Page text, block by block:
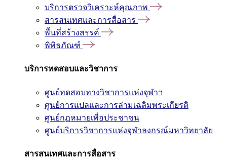
บริการตรวจวิเคราะห์คุณภาพ
สารสนเทศและการสื่อสาร
พื้นที่สร้างสรรค์
พิพิธภัณฑ์
บริการทดสอบและวิชาการ
ศูนย์ทดสอบทางวิชาการแห่งจุฬาฯ
ศูนย์การแปลและการล่ามเฉลิมพระเกียรติ
ศูนย์กฎหมายเพื่อประชาชน
ศูนย์บริการวิชาการแห่งจุฬาลงกรณ์มหาวิทยาลัย
สารสนเทศและการสื่อสาร